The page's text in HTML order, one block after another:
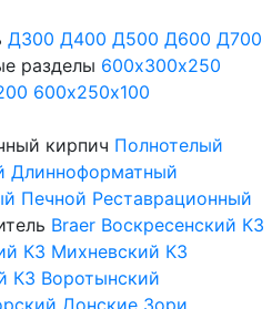
Д300 Д400 Д500 Д600 Д700
разделы 600х300х250
600х250х100
кирпич Полнотелый
Длинноформатный
Печной Реставрационный
Braer Воскресенский КЗ
КЗ Михневский КЗ
КЗ Воротынский